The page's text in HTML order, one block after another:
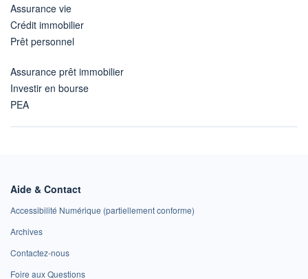
Assurance vie
Crédit immobilier
Prêt personnel
Assurance prêt immobilier
Investir en bourse
PEA
Aide & Contact
Accessibilité Numérique (partiellement conforme)
Archives
Contactez-nous
Foire aux Questions